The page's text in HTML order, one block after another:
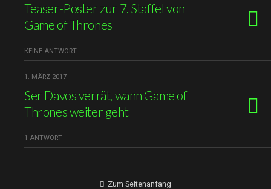
Teaser-Poster zur 7. Staffel von
Game of Thrones
KEINE ANTWORT
1. MÄRZ 2017
Ser Davos verrät, wann Game of
Thrones weiter geht
1 ANTWORT
Zum Seitenanfang